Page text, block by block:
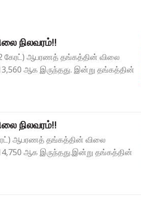
நிலவரம்!!
கேரட்) ஆபரணத் தங்கத்தின் விலை
ஆக இருந்தது. இன்று தங்கத்தின்
நிலவரம்!!
ஆபரணத் தங்கத்தின் விலை
ஆக இருந்தது.இன்று தங்கத்தின்